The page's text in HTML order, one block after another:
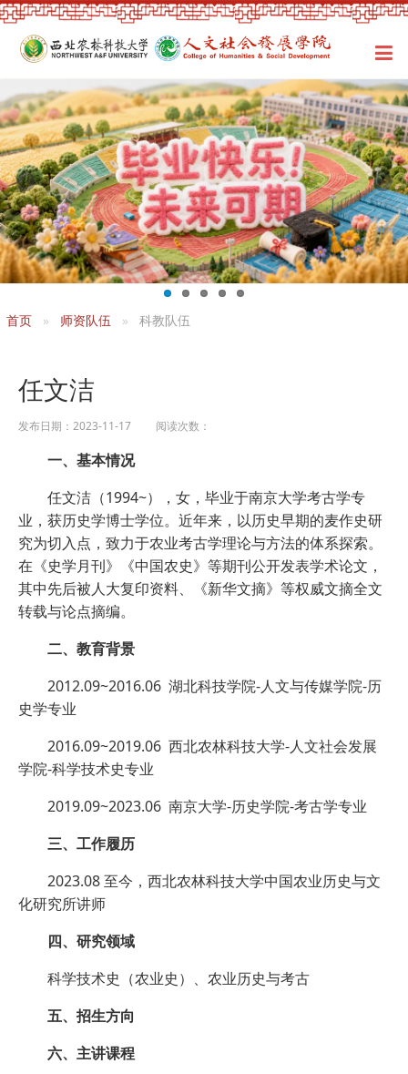
首页 师资队伍 科教队伍
任文洁
发布日期：2023-11-17 阅读次数：
一、基本情况
任文洁（1994~），女，毕业于南京大学考古学专
业，获历史学博士学位。近年来，以历史早期的麦作史研
究为切入点，致力于农业考古学理论与方法的体系探索。
在《史学月刊》《中国农史》等期刊公开发表学术论文，
其中先后被人大复印资料、《新华文摘》等权威文摘全文
转载与论点摘编。
二、教育背景
2012.09~2016.06 湖北科技学院-人文与传媒学院-历
史学专业
2016.09~2019.06 西北农林科技大学-人文社会发展
学院-科学技术史专业
2019.09~2023.06 南京大学-历史学院-考古学专业
三、工作履历
2023.08 至今，西北农林科技大学中国农业历史与文
化研究所讲师
四、研究领域
科学技术史（农业史）、农业历史与考古
五、招生方向
六、主讲课程